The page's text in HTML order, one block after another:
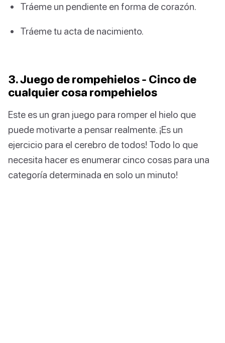
Tráeme un pendiente en forma de corazón.
Tráeme tu acta de nacimiento.
3. Juego de rompehielos - Cinco de
cualquier cosa rompehielos
Este es un gran juego para romper el hielo que
puede motivarte a pensar realmente. ¡Es un
ejercicio para el cerebro de todos! Todo lo que
necesita hacer es enumerar cinco cosas para una
categoría determinada en solo un minuto!